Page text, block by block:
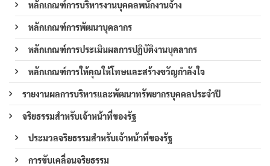
หลักเกณฑ์การบริหารงานบุคคลพนักงานจ้าง
หลักเกณฑ์การพัฒนาบุคลากร
หลักเกณฑ์การประเมินผลการปฏิบัติงานบุคลากร
หลักเกณฑ์การให้คุณให้โทษและสร้างขวัญกำลังใจ
รายงานผลการบริหารและพัฒนาทรัพยากรบุคคลประจำปี
จริยธรรมสำหรับเจ้าหน้าที่ของรัฐ
ประมวลจริยธรรมสำหรับเจ้าหน้าที่ของรัฐ
การขับเคลื่อนจริยธรรม